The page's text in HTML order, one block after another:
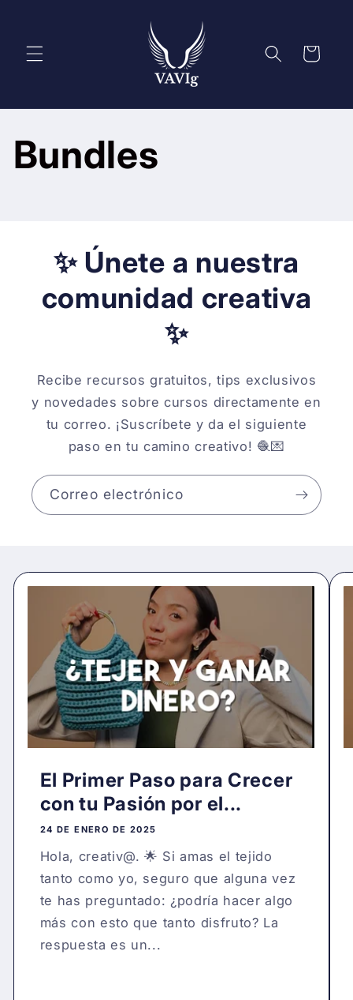
Carrito
Bundles
✨ Únete a nuestra
comunidad creativa
✨
Recibe recursos gratuitos, tips exclusivos
y novedades sobre cursos directamente en
tu correo. ¡Suscríbete y da el siguiente
paso en tu camino creativo! 🧶💌
Correo electrónico
El Primer Paso para Crecer
con tu Pasión por el...
24 DE ENERO DE 2025
Hola, creativ@. 🌟 Si amas el tejido
tanto como yo, seguro que alguna vez
te has preguntado: ¿podría hacer algo
más con esto que tanto disfruto? La
respuesta es un...